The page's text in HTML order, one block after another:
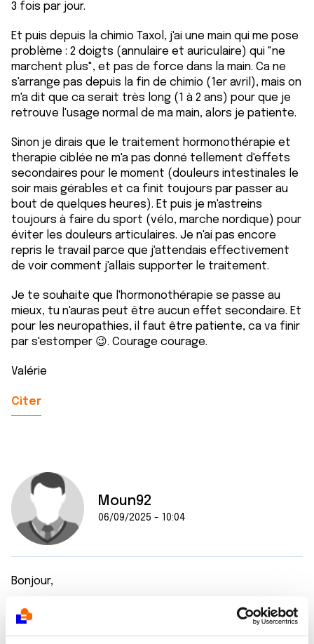
3 fois par jour.
Et puis depuis la chimio Taxol, j'ai une main qui me pose
problème : 2 doigts (annulaire et auriculaire) qui "ne
marchent plus", et pas de force dans la main. Ca ne
s'arrange pas depuis la fin de chimio (1er avril), mais on
m'a dit que ca serait très long (1 à 2 ans) pour que je
retrouve l'usage normal de ma main, alors je patiente.
Sinon je dirais que le traitement hormonothérapie et
therapie ciblée ne m'a pas donné tellement d'effets
secondaires pour le moment (douleurs intestinales le
soir mais gérables et ca finit toujours par passer au
bout de quelques heures). Et puis je m'astreins
toujours à faire du sport (vélo, marche nordique) pour
éviter les douleurs articulaires. Je n'ai pas encore
repris le travail parce que j'attendais effectivement
de voir comment j'allais supporter le traitement.
Je te souhaite que l'hormonothérapie se passe au
mieux, tu n'auras peut être aucun effet secondaire. Et
pour les neuropathies, il faut être patiente, ca va finir
par s'estomper 😉. Courage courage.
Valérie
Citer
Moun92
06/09/2025 - 10:04
Bonjour,
On m’a dit que pour les neuropathies, l’acupuncture